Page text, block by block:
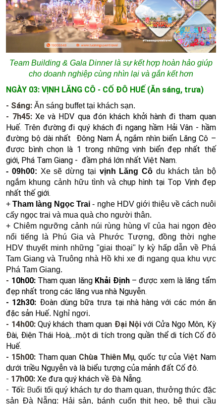
Team Building & Gala Dinner là sự kết hợp hoàn hảo giúp
cho doanh nghiệp cùng nhìn lại và gắn kết hơn
NGÀY 03: VỊNH LĂNG CÔ - CỐ ĐÔ HUẾ (Ăn sáng, trưa)
- Sáng:Ăn sáng buffet tại khách sạn.
- 7h45: Xe và HDV qua đón khách khởi hành đi tham quan
Huế. Trên đường đi quý khách đi ngang hầm Hải Vân - hầm
đường bộ dài nhất Đông Nam Á, ngắm nhìn biển Lăng Cô –
được bình chọn là 1 trong những vịnh biển đẹp nhất thế
giới, Phá Tam Giang - đầm phá lớn nhất Việt Nam.
- 09h00: Xe sẽ dừng tại vịnh Lăng Côdu khách tản bộ
ngắm khung cảnh hữu tình vàchụp hình tại Top Vịnh đẹp
nhất thế giới.
+Tham làng Ngọc Trai - nghe HDV giới thiệu về cách nuôi
cấy ngọc trai và mua quà cho người thân.
+ Chiêm ngưỡng cảnh núi rùng hùng vĩ của hai ngọn đèo
nổi tiếng là Phú Gia và Phước Tượng, đồng thời nghe
HDV thuyết minh những "giai thoại" ly kỳ hấp dẫn về Phá
Tam Giang và Truông nhà Hồ khi xe đi ngang qua khu vực
Phá Tam Giang.
- 10h00:Tham quan lăng Khải Định– được xem là lăng tẩm
đẹp nhất trong các lăng vua nhà Nguyễn.
- 12h30: Đoàn dùng bữa trưa tại nhà hàng với các món ăn
đặc sản Huế. Nghỉ ngơi.
- 14h00:Quý khách tham quan Đại Nộivới Cửa Ngọ Môn, Kỳ
Đài, Điện Thái Hoà,…một di tích trong quần thể di tích Cố đô
Huế.
- 15h00:Tham quan Chùa Thiên Mụ, quốc tự của Việt Nam
dưới triều Nguyễn và là biểu tượng của mảnh đất Cố đô.
- 17h00: Xe đưa quý khách về Đà Nẵng.
- Tối:Buổi tối quý khách tự do tham quan, thưởng thức đặc
sản Đà Nẵng: Hải sản, bánh cuốn thịt heo, bê thui cầu